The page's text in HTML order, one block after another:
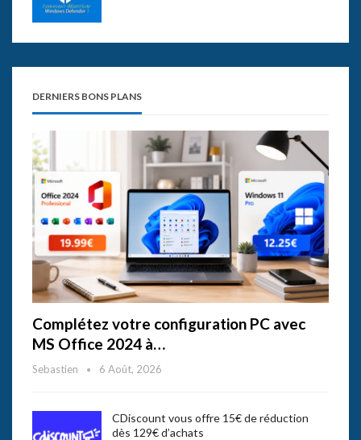
DERNIERS BONS PLANS
Complétez votre configuration PC avec
MS Office 2024 à…
Sebastien 6 Août, 2026
CDiscount vous offre 15€ de réduction
dès 129€ d’achats